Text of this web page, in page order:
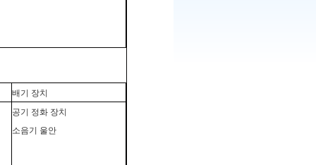
배기 장치
공기 정화 장치
소음기 울안